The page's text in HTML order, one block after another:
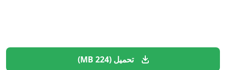
تحميل (224 MB)